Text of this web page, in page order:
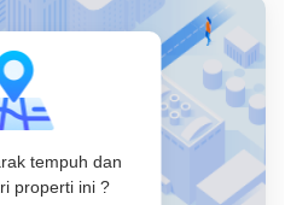
tempuh dan
properti ini ?